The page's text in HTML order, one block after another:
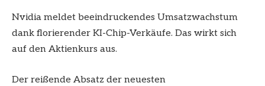
Nvidia meldet beeindruckendes Umsatzwachstum
dank florierender KI-Chip-Verkäufe. Das wirkt sich
auf den Aktienkurs aus.
Der reißende Absatz der neuesten